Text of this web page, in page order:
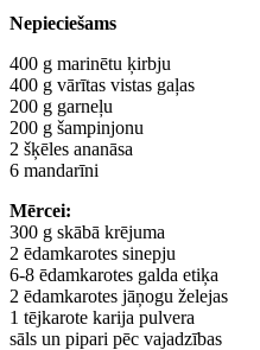
Nepieciešams
400 g marinētu ķirbju
400 g vārītas vistas gaļas
200 g garneļu
200 g šampinjonu
2 šķēles ananāsa
6 mandarīni
Mērcei:
300 g skābā krējuma
2 ēdamkarotes sinepju
6-8 ēdamkarotes galda etiķa
2 ēdamkarotes jāņogu želejas
1 tējkarote karija pulvera
sāls un pipari pēc vajadzības